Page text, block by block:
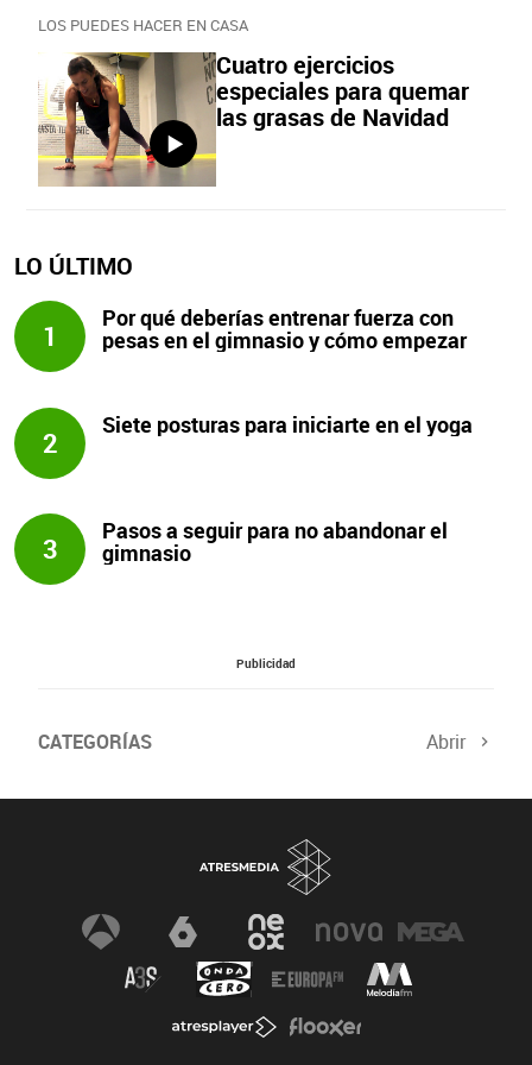
LOS PUEDES HACER EN CASA
Cuatro ejercicios
especiales para quemar
las grasas de Navidad
LO ÚLTIMO
1
Por qué deberías entrenar fuerza con
pesas en el gimnasio y cómo empezar
2
Siete posturas para iniciarte en el yoga
3
Pasos a seguir para no abandonar el
gimnasio
Publicidad
CATEGORÍAS Abrir
Salud sexual El tiempo Viajes y planes
Champions Últimas noticias
Nutrición Gastronomía Recetas de cocina
Trabaja los glúteos Suelo pélvico
Dietas sanas